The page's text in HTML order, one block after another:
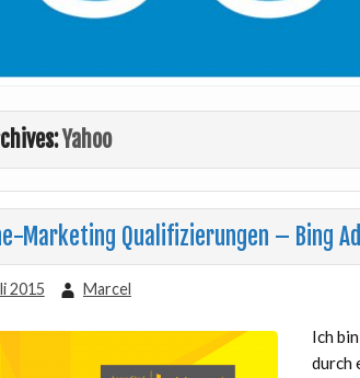
Yahoo
Marketing Qualifizierungen – Bing
2015 Marcel
Ich
durch